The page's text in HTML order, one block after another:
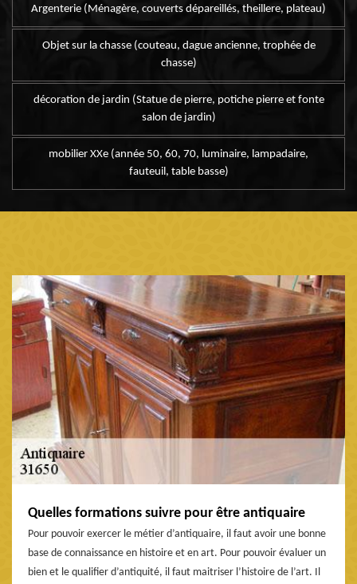
Argenterie (Ménagère, couverts dépareillés, theillere, plateau)
Objet sur la chasse (couteau, dague ancienne, trophée de
chasse)
décoration de jardin (Statue de pierre, potiche pierre et fonte
salon de jardin)
mobilier XXe (année 50, 60, 70, luminaire, lampadaire,
fauteuil, table basse)
Quelles formations suivre pour être antiquaire
Pour pouvoir exercer le métier d’antiquaire, il faut avoir une bonne
base de connaissance en histoire et en art. Pour pouvoir évaluer un
bien et le qualifier d’antiquité, il faut maitriser l’histoire de l’art. Il